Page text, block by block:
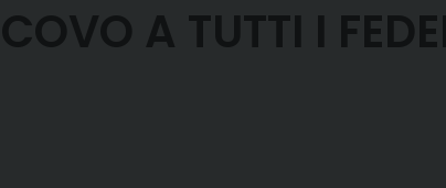
A TUTTI I